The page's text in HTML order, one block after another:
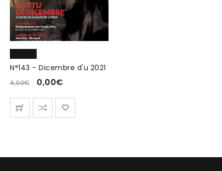
N°143 - Dicembre d'u 2021
4,00€ 0,00€